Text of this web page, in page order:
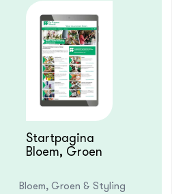
Startpagina
Bloem, Groen
docentenversie
Bloem, Groen & Styling